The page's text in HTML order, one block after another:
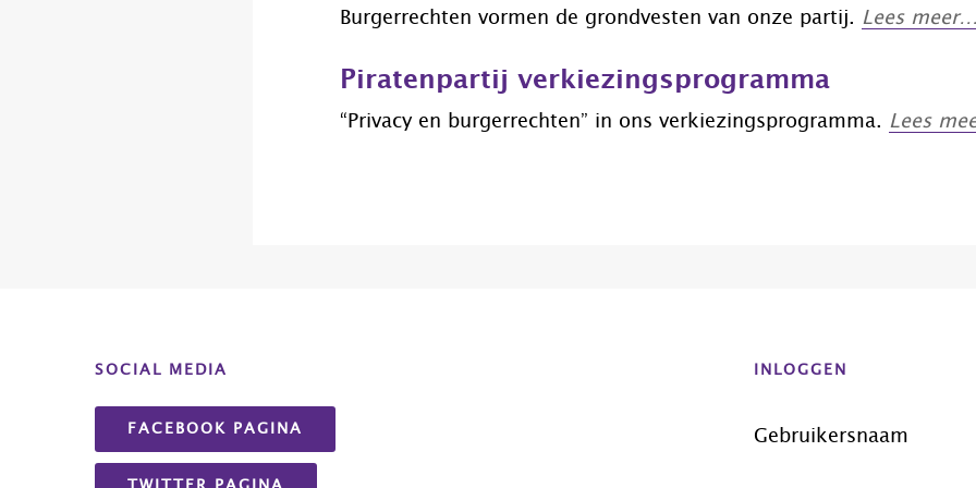
Burgerrechten vormen de grondvesten van onze partij. Lees meer…
Piratenpartij verkiezingsprogramma
“Privacy en burgerrechten” in ons verkiezingsprogramma. Lees
SOCIAL MEDIA
FACEBOOK PAGINA
INLOGGEN
Gebruikersnaam